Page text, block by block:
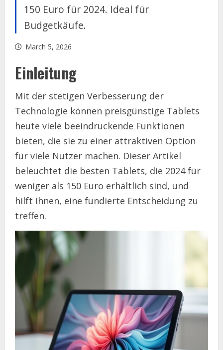
150 Euro für 2024. Ideal für
Budgetkäufe.
March 5, 2026
Einleitung
Mit der stetigen Verbesserung der
Technologie können preisgünstige Tablets
heute viele beeindruckende Funktionen
bieten, die sie zu einer attraktiven Option
für viele Nutzer machen. Dieser Artikel
beleuchtet die besten Tablets, die 2024 für
weniger als 150 Euro erhältlich sind, und
hilft Ihnen, eine fundierte Entscheidung zu
treffen.